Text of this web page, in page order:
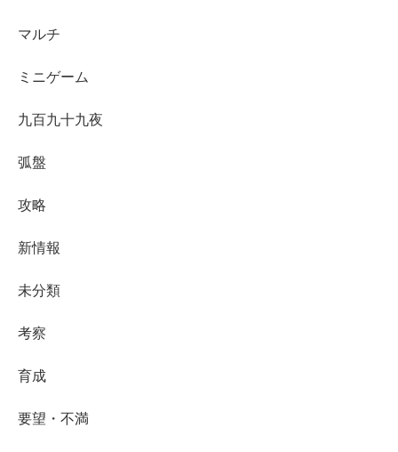
マルチ
ミニゲーム
九百九十九夜
弧盤
攻略
新情報
未分類
考察
育成
要望・不満